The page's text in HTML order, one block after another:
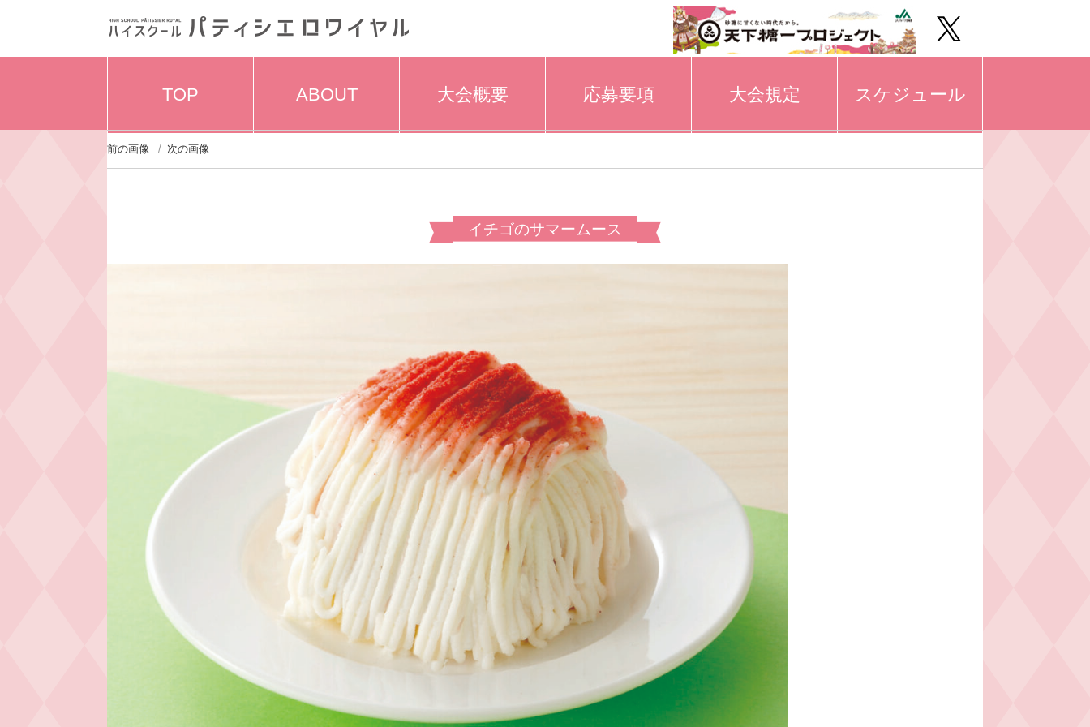
TOP ABOUT 大会概要 応募要項 大会規定 スケジュール
前の画像 次の画像
イチゴのサマームース